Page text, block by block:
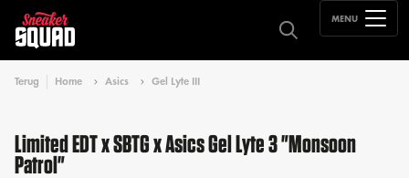
MENU
Terug Home Asics Gel Lyte III
Limited EDT x SBTG x Asics Gel Lyte 3 "Monsoon
Patrol"